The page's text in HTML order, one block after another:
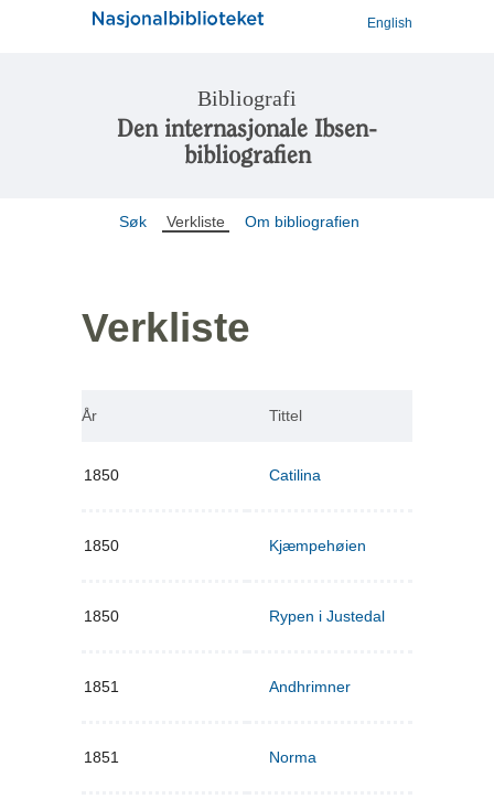
English
Bibliografi
Den internasjonale Ibsen-
bibliografien
Søk Verkliste Om bibliografien
Verkliste
År Tittel
1850 Catilina
1850 Kjæmpehøien
1850 Rypen i Justedal
1851 Andhrimner
1851 Norma